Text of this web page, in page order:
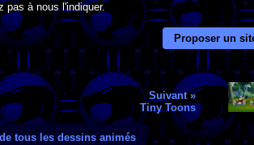
pas à nous l'indiquer.
Proposer un
Suivant »
Tiny Toons
tous les dessins animés